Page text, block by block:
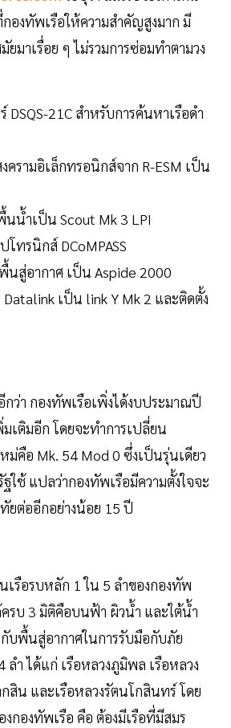
องทัพเรือให้ความสำคัญสูงมาก มี
มาเรื่อย ๆ ไม่รวมการซ่อมทำตามวง
DSQS-21C สำหรับการค้นหาเรือดำ
ครามอิเล็กทรอนิกส์จาก R-ESM เป็น
นน้ำเป็น Scout Mk 3 LPI
ทรนิกส์ DCoMPASS
นสู่อากาศ เป็น Aspide 2000
เป็น link Y Mk 2 และติดตั้ง
กว่า กองทัพเรือเพิ่งได้งบประมาณปี
เติมอีก โดยจะทำการเปลี่ยน
ม่คือ Mk. 54 Mod 0 ซึ่งเป็นรุ่นเดียว
ใช้ แปลว่ากองทัพเรือมีความตั้งใจจะ
ยต่ออีกอย่างน้อย 15 ปี
เรือรบหลัก 1 ใน 5 ลำของกองทัพ
รบ 3 มิติคือบนฟ้า ผิวน้ำ และใต้น้ำ
พื้นสู่อากาศในการรับมือกับภัย
ลำ ได้แก่ เรือหลวงภูมิพล เรือหลวง
กสิน และเรือหลวงรัตนโกสินทร์ โดย
กองทัพเรือ คือ ต้องมีเรือที่มีสมร